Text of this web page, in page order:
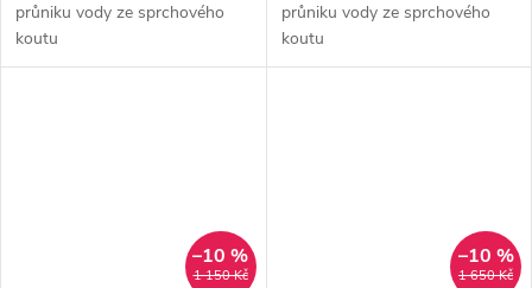
průniku vody ze sprchového
koutu
průniku vody ze sprchového
koutu
1 150 Kč
–10 %
1 650 Kč
–10 %